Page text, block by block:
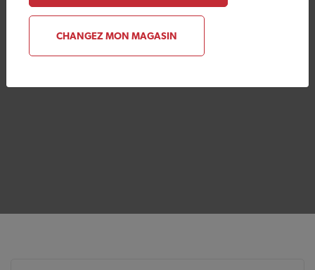
Votre magasin TIMBER
CHANGEZ MON MAGASIN